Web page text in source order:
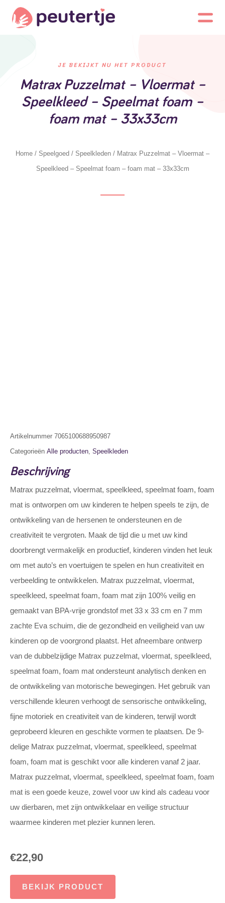
JE BEKIJKT NU HET PRODUCT
Matrax Puzzelmat – Vloermat –
Speelkleed – Speelmat foam –
foam mat – 33x33cm
Home / Speelgoed / Speelkleden / Matrax Puzzelmat – Vloermat –
Speelkleed – Speelmat foam – foam mat – 33x33cm
Artikelnummer 7065100688950987
Categorieën Alle producten, Speelkleden
Beschrijving
Matrax puzzelmat, vloermat, speelkleed, speelmat foam, foam
mat is ontworpen om uw kinderen te helpen speels te zijn, de
ontwikkeling van de hersenen te ondersteunen en de
creativiteit te vergroten. Maak de tijd die u met uw kind
doorbrengt vermakelijk en productief, kinderen vinden het leuk
om met auto’s en voertuigen te spelen en hun creativiteit en
verbeelding te ontwikkelen. Matrax puzzelmat, vloermat,
speelkleed, speelmat foam, foam mat zijn 100% veilig en
gemaakt van BPA-vrije grondstof met 33 x 33 cm en 7 mm
zachte Eva schuim, die de gezondheid en veiligheid van uw
kinderen op de voorgrond plaatst. Het afneembare ontwerp
van de dubbelzijdige Matrax puzzelmat, vloermat, speelkleed,
speelmat foam, foam mat ondersteunt analytisch denken en
de ontwikkeling van motorische bewegingen. Het gebruik van
verschillende kleuren verhoogt de sensorische ontwikkeling,
fijne motoriek en creativiteit van de kinderen, terwijl wordt
geprobeerd kleuren en geschikte vormen te plaatsen. De 9-
delige Matrax puzzelmat, vloermat, speelkleed, speelmat
foam, foam mat is geschikt voor alle kinderen vanaf 2 jaar.
Matrax puzzelmat, vloermat, speelkleed, speelmat foam, foam
mat is een goede keuze, zowel voor uw kind als cadeau voor
uw dierbaren, met zijn ontwikkelaar en veilige structuur
waarmee kinderen met plezier kunnen leren.
€22,90
BEKIJK PRODUCT